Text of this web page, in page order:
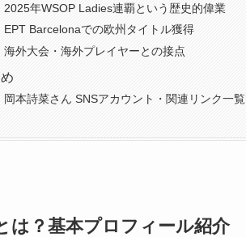
2025年WSOP Ladies連覇という歴史的偉業
EPT Barcelonaでの欧州タイトル獲得
海外大会・海外プレイヤーとの接点
岡本詩菜さん SNSアカウント・関連リンク一覧
は？ 基本プロフィール紹介